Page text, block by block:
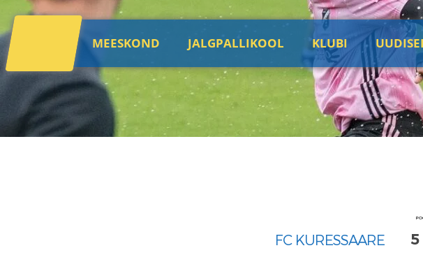
MEESKOND JALGPALLIKOOL KLUBI
FC KURESSAARE 5